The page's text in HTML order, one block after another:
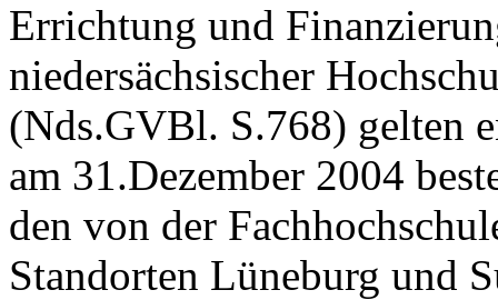
Errichtung und
niedersächsischer
(Nds.GVBl. S.768) gelten
am 31.Dezember 2004
den von der
Standorten Lüneburg und